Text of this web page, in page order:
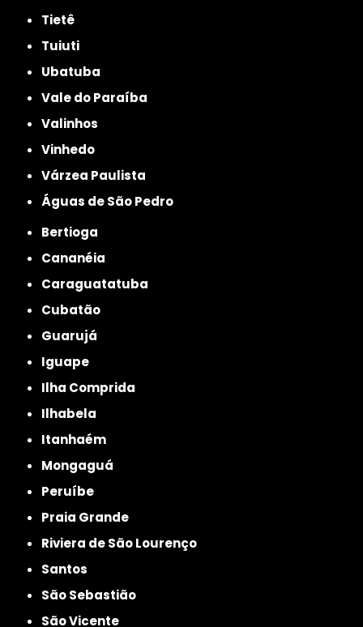
Tietê
Tuiuti
Ubatuba
Vale do Paraíba
Valinhos
Vinhedo
Várzea Paulista
Águas de São Pedro
Bertioga
Cananéia
Caraguatatuba
Cubatão
Guarujá
Iguape
Ilha Comprida
Ilhabela
Itanhaém
Mongaguá
Peruíbe
Praia Grande
Riviera de São Lourenço
Santos
São Sebastião
São Vicente